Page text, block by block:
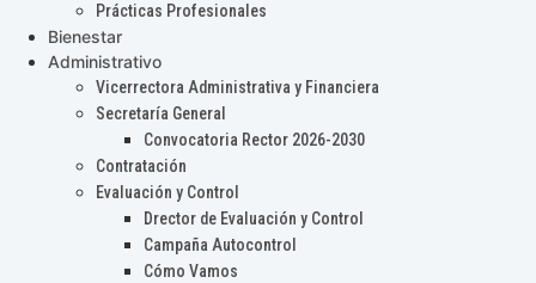
Prácticas Profesionales
Bienestar
Administrativo
Vicerrectora Administrativa y Financiera
Secretaría General
Convocatoria Rector 2026-2030
Contratación
Evaluación y Control
Drector de Evaluación y Control
Campaña Autocontrol
Cómo Vamos